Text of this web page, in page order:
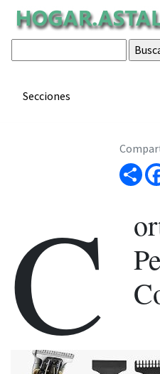
Secciones
ARTÍCULO
Artículo de hogar.astalaweb.com
C